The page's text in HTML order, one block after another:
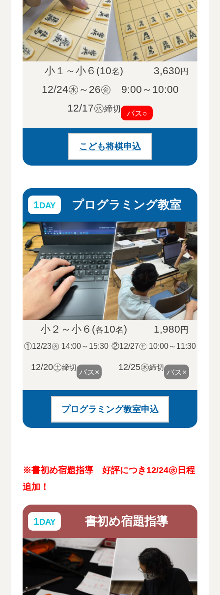
小１～小６(10名) 3,630 円
12/24㊌～26㊎ 9:00～10:00
12/17㊌締切 バス○
こども将棋申込
1DAY プログラミング教室
小２～小６(各10名) 1,980 円
①12/23㊋ 14:00～15:30 ②12/27㊏ 10:00～11:30
12/20㊏締切 バス× 12/25㊍締切 バス×
プログラミング教室申込
※書初め宿題指導 好評につき12/24㊌日程
追加！
1DAY 書初め宿題指導